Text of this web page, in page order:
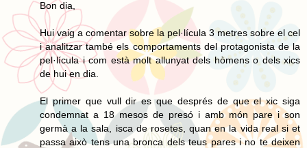
Bon dia,
Hui vaig a comentar sobre la pel·lícula 3 metres sobre el cel
i analitzar també els comportaments del protagonista de la
pel·lícula i com està molt allunyat dels hòmens o dels xics
de hui en dia.
El primer que vull dir es que després de que el xic siga
condemnat a 18 mesos de presó i amb món pare i son
germà a la sala, isca de rosetes, quan en la vida real si et
passa això tens una bronca dels teus pares i no te deixen